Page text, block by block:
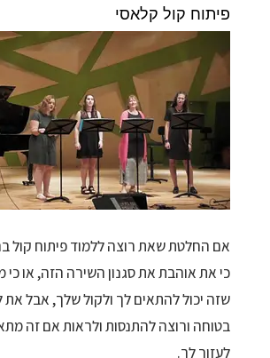
פיתוח קול קלאסי
אם החלטת שאת רוצה ללמוד פיתוח קול
כי את אוהבת את סגנון השירה הזה, או כי
שזה יכול להתאים לך ולקול שלך, אבל את
בטוחה ורוצה להתנסות ולראות אם זה
לעזור לך.